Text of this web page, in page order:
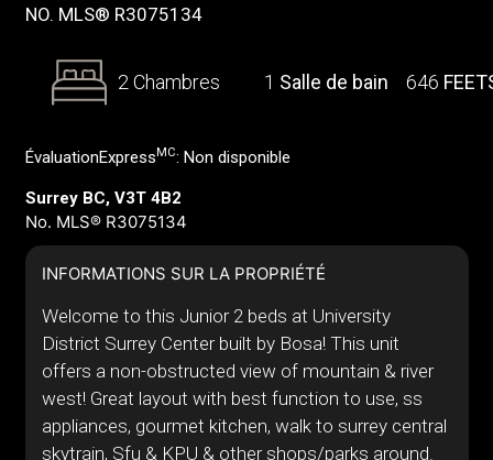
NO. MLS® R3075134
2 Chambres 1 Salle de bain 646
ÉvaluationExpress MC: Non disponible
Surrey BC, V3T 4B2
No. MLS® R3075134
INFORMATIONS SUR LA PROPRIÉTÉ
Welcome to this Junior 2 beds at University
District Surrey Center built by Bosa! This unit
offers a non-obstructed view of mountain & river
west! Great layout with best function to use, ss
appliances, gourmet kitchen, walk to surrey central
skytrain, Sfu & KPU & other shops/parks around.